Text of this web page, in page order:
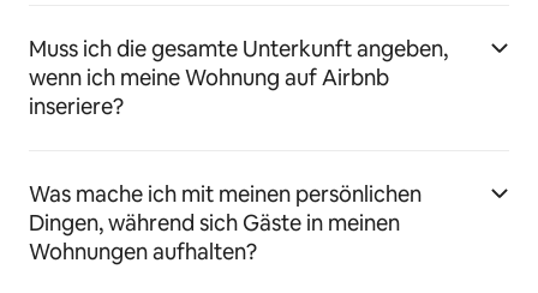
Muss ich die gesamte Unterkunft angeben,
wenn ich meine Wohnung auf Airbnb
inseriere?
Was mache ich mit meinen persönlichen
Dingen, während sich Gäste in meinen
Wohnungen aufhalten?